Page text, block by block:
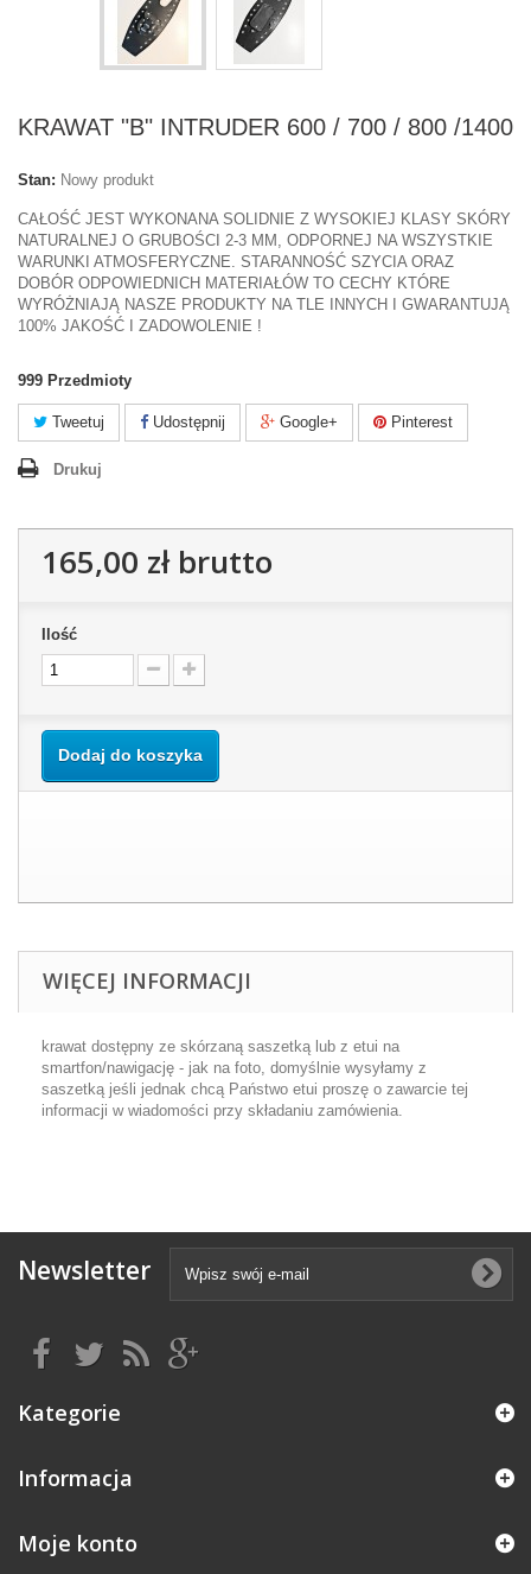
KRAWAT "B" INTRUDER 600 / 700 / 800 /1400
Stan: Nowy produkt
CAŁOŚĆ JEST WYKONANA SOLIDNIE Z WYSOKIEJ KLASY SKÓRY
NATURALNEJ O GRUBOŚCI 2-3 MM, ODPORNEJ NA WSZYSTKIE
WARUNKI ATMOSFERYCZNE. STARANNOŚĆ SZYCIA ORAZ
DOBÓR ODPOWIEDNICH MATERIAŁÓW TO CECHY KTÓRE
WYRÓŻNIAJĄ NASZE PRODUKTY NA TLE INNYCH I GWARANTUJĄ
100% JAKOŚĆ I ZADOWOLENIE !
999 Przedmioty
Tweetuj Udostępnij Google+ Pinterest
Drukuj
165,00 złbrutto
Ilość
Dodaj do koszyka
WIĘCEJ INFORMACJI
krawat dostępny ze skórzaną saszetką lub z etui na
smartfon/nawigację - jak na foto, domyślnie wysyłamy z
saszetką jeśli jednak chcą Państwo etui proszę o zawarcie tej
informacji w wiadomości przy składaniu zamówienia.
Newsletter
Kategorie
Informacja
Moje konto